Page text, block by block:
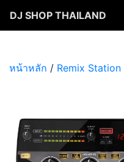
DJ SHOP THAILAND
หน้าหลัก / Remix Station